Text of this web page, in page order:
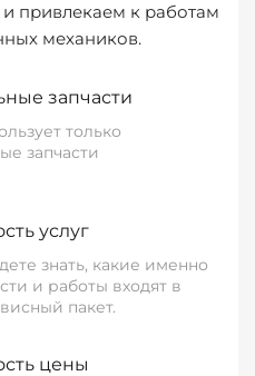
привлекаем к работам
механиков.
запчасти
только
запчасти
услуг
знать, какие именно
и работы входят в
пакет.
цены